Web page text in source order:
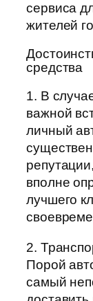
сервиса
жителей
средства
1. В
важной
личный
вполне
лучшего
2.
Порой
самый